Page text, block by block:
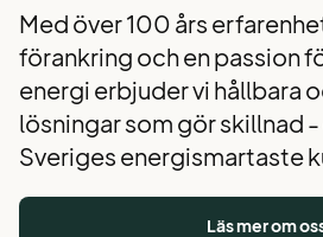
Med över 100 års
förankring och en passion
energi erbjuder vi hållbara
lösningar som gör skillnad
Sveriges energismartaste
Läs mer om